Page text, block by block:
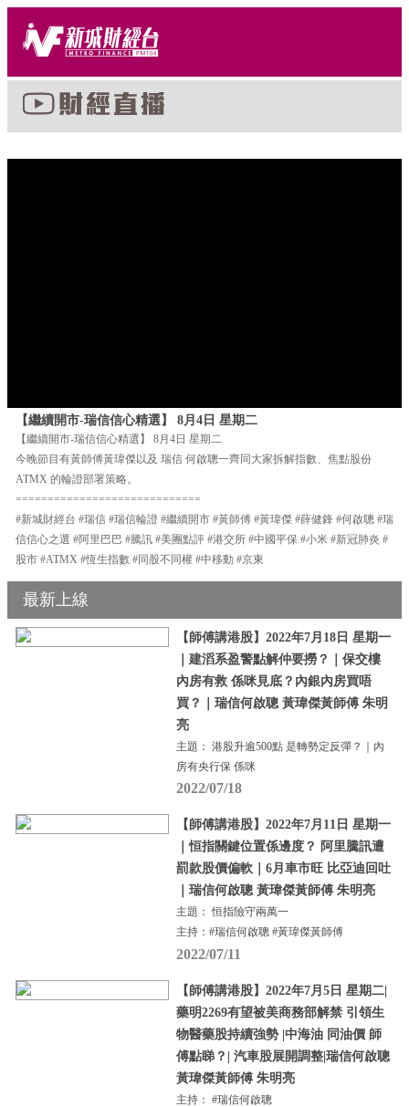
【繼續開市-瑞信信心精選】 8月4日 星期二
【繼續開市-瑞信信心精選】 8月4日 星期二
今晚節目有黃師傅黃瑋傑以及 瑞信 何啟聰一齊同大家拆解指數、焦點股份
ATMX 的輪證部署策略。
=============================
#新城財經台 #瑞信 #瑞信輪證 #繼續開市 #黃師傅 #黃瑋傑 #薛健鋒 #何啟聰 #瑞
信信心之選 #阿里巴巴 #騰訊 #美團點評 #港交所 #中國平保 #小米 #新冠肺炎 #
股市 #ATMX #恆生指數 #同股不同權 #中移動 #京東
最新上線
【師傅講港股】2022年7月18日 星期一
｜建滔系盈警點解仲要撈？｜保交樓
內房有救 係咪見底？內銀內房買唔
買？｜瑞信何啟聰 黃瑋傑黃師傅 朱明
亮
主題： 港股升逾500點 是轉勢定反彈？｜內
房有央行保 係咪
2022/07/18
【師傅講港股】2022年7月11日 星期一
｜恒指關鍵位置係邊度？ 阿里騰訊遭
罰款股價偏軟｜6月車市旺 比亞迪回吐
｜瑞信何啟聰 黃瑋傑黃師傅 朱明亮
主題： 恒指險守兩萬一
主持：#瑞信何啟聰 #黃瑋傑黃師傅
2022/07/11
【師傅講港股】2022年7月5日 星期二|
藥明2269有望被美商務部解禁 引領生
物醫藥股持續強勢 |中海油 同油價 師
傅點睇？| 汽車股展開調整|瑞信何啟聰
黃瑋傑黃師傅 朱明亮
主持： #瑞信何啟聰